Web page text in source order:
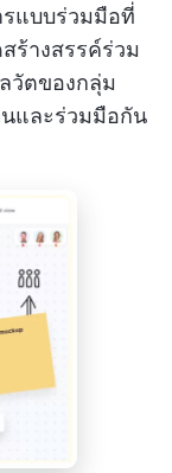
รแบบร่วมมือที่
ร้างสรรค์ร่วม
วัตของกลุ่ม
และร่วมมือกัน